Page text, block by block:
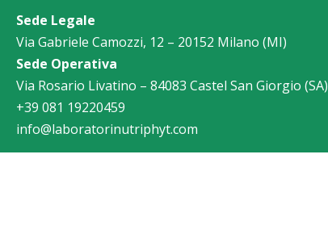
Sede Legale
Via Gabriele Camozzi, 12 – 20152 Milano (MI)
Sede Operativa
Via Rosario Livatino – 84083 Castel San Giorgio (SA)
+39 081 19220459
info@laboratorinutriphyt.com